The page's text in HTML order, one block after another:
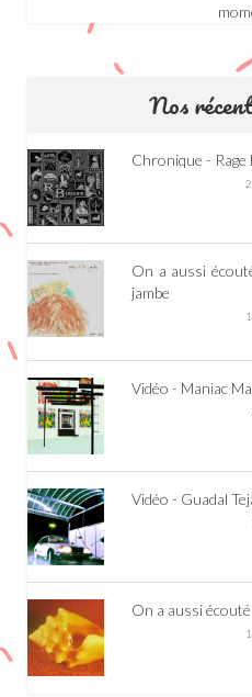
Nos
Chronique - Rage
On a aussi
jambe
Vidéo - Maniac
Vidéo - Guadal
On a aussi